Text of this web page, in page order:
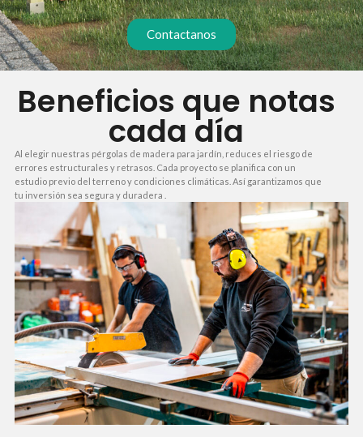
en cada paso para que el resultado sea exactamente lo que imaginas.
Contactanos
Beneficios que notas
cada día
Al elegir nuestras pérgolas de madera para jardín, reduces el riesgo de
errores estructurales y retrasos. Cada proyecto se planifica con un
estudio previo del terreno y condiciones climáticas. Así garantizamos que
tu inversión sea segura y duradera .